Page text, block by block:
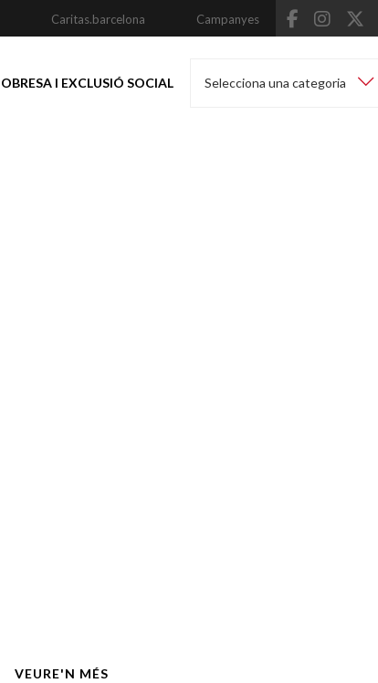
Caritas.barcelona Campanyes
I EXCLUSIÓ SOCIAL Selecciona una categoria
VEURE'N MÉS